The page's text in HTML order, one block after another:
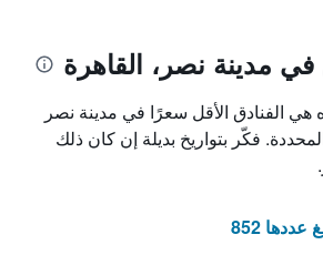
مدينة نصر، القاهرة
هي الفنادق الأقل سعرًا في مدينة نصر
فكّر بتواريخ بديلة إن كان ذلك
852